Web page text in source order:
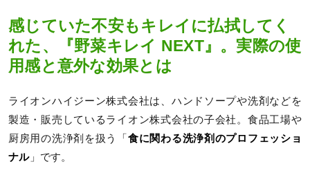
感じていた不安もキレイに払拭してく
れた、『野菜キレイ NEXT』。実際の使
用感と意外な効果とは
ライオンハイジーン株式会社は、ハンドソープや洗剤などを
製造・販売しているライオン株式会社の子会社。食品工場や
厨房用の洗浄剤を扱う「 食に関わる洗浄剤のプロフェッショ
ナル」です。